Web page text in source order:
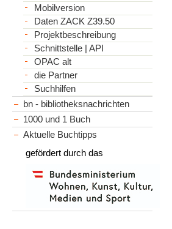
Mobilversion
Daten ZACK Z39.50
Projektbeschreibung
Schnittstelle | API
OPAC alt
die Partner
Suchhilfen
bn - bibliotheksnachrichten
1000 und 1 Buch
Aktuelle Buchtipps
gefördert durch das